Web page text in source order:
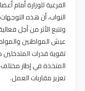
الفرعية للوزارة أمام
النواب، أن هذه
وتتبع الأثر من أجل
عيش المواطنين
تقوية قدرات المتدخلين
المتخذة في إطار
تعزيز مقاربات العمل.